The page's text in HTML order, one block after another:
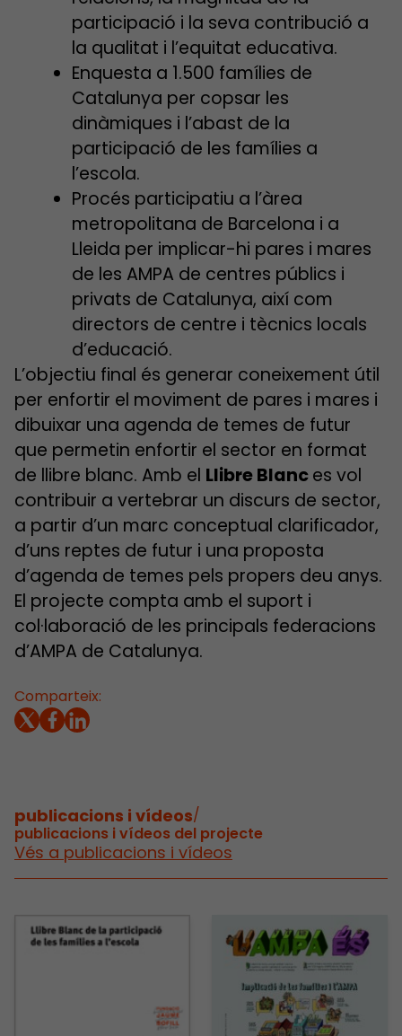
Comparteix:
participació i la seva contribució a
la qualitat i l’equitat educativa.
Enquesta a 1.500 famílies de
Catalunya per copsar les
dinàmiques i l’abast de la
participació de les famílies a
l’escola.
Procés participatiu a l’àrea
metropolitana de Barcelona i a
Lleida per implicar-hi pares i mares
de les AMPA de centres públics i
privats de Catalunya, així com
directors de centre i tècnics locals
d’educació.
L’objectiu final és generar coneixement útil
per enfortir el moviment de pares i mares i
dibuixar una agenda de temes de futur
que permetin enfortir el sector en format
de llibre blanc. Amb el Llibre Blances vol
contribuir a vertebrar un discurs de sector,
a partir d’un marc conceptual clarificador,
d’uns reptes de futur i una proposta
d’agenda de temes pels propers deu anys.
El projecte compta amb el suport i
col·laboració de les principals federacions
d’AMPA de Catalunya.
publicacions i vídeos/
publicacions i vídeos del projecte
Vés a publicacions i vídeos